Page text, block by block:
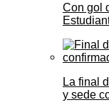
Con gol
La final
y sede